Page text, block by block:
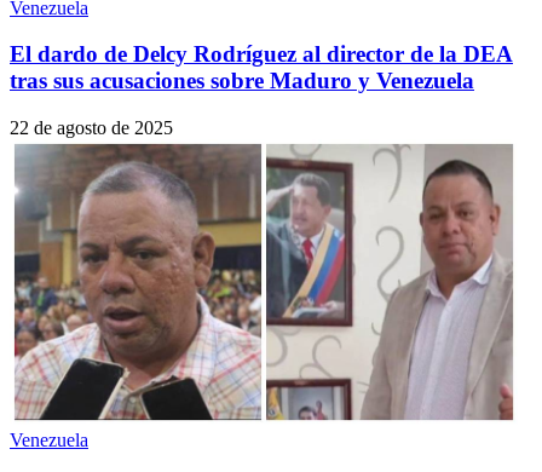
Venezuela
El dardo de Delcy Rodríguez al director de la DEA
tras sus acusaciones sobre Maduro y Venezuela
22 de agosto de 2025
Venezuela